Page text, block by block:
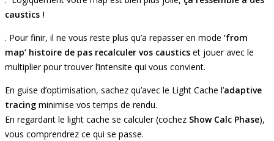
caustics !
. Pour finir, il ne vous reste plus qu’a repasser en mode ‘from
map’ histoire de pas recalculer vos caustics et jouer avec le
multiplier pour trouver l’intensite qui vous convient.
En guise d’optimisation, sachez qu’avec le Light Cache l’adaptive
tracing minimise vos temps de rendu.
En regardant le light cache se calculer (cochez Show Calc Phase),
vous comprendrez ce qui se passe.